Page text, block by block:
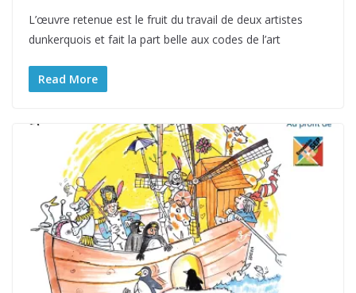
L’œuvre retenue est le fruit du travail de deux artistes
dunkerquois et fait la part belle aux codes de l’art
Read More